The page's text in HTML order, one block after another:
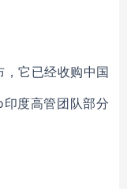
它已经收购中国
度高管团队部分